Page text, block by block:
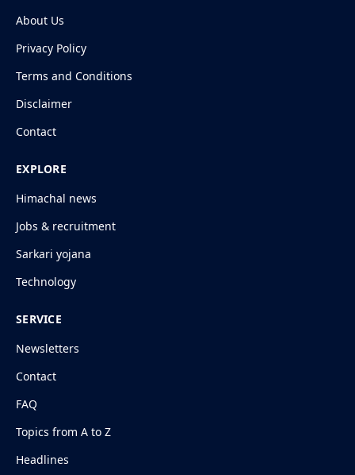
About Us
Privacy Policy
Terms and Conditions
Disclaimer
Contact
EXPLORE
Himachal news
Jobs & recruitment
Sarkari yojana
Technology
SERVICE
Newsletters
Contact
FAQ
Topics from A to Z
Headlines